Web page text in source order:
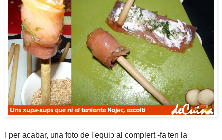
I per acabar, una foto de l'equip al complert -falten la